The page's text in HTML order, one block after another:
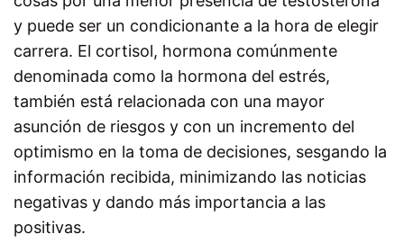
y puede ser un condicionante a la hora de elegir
carrera. El cortisol, hormona comúnmente
denominada como la hormona del estrés,
también está relacionada con una mayor
asunción de riesgos y con un incremento del
optimismo en la toma de decisiones, sesgando la
información recibida, minimizando las noticias
negativas y dando más importancia a las
positivas.